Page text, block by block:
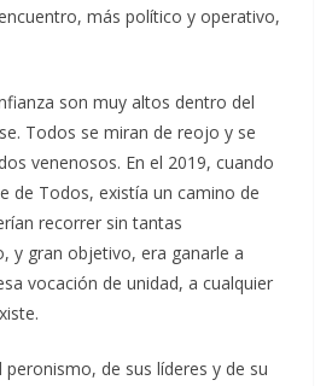
más político y operativo,
son muy altos dentro del
Todos se miran de reojo y se
venenosos. En el 2019, cuando
de Todos, existía un camino de
recorrer sin tantas
y gran objetivo, era ganarle a
vocación de unidad, a cualquier
de sus líderes y de su